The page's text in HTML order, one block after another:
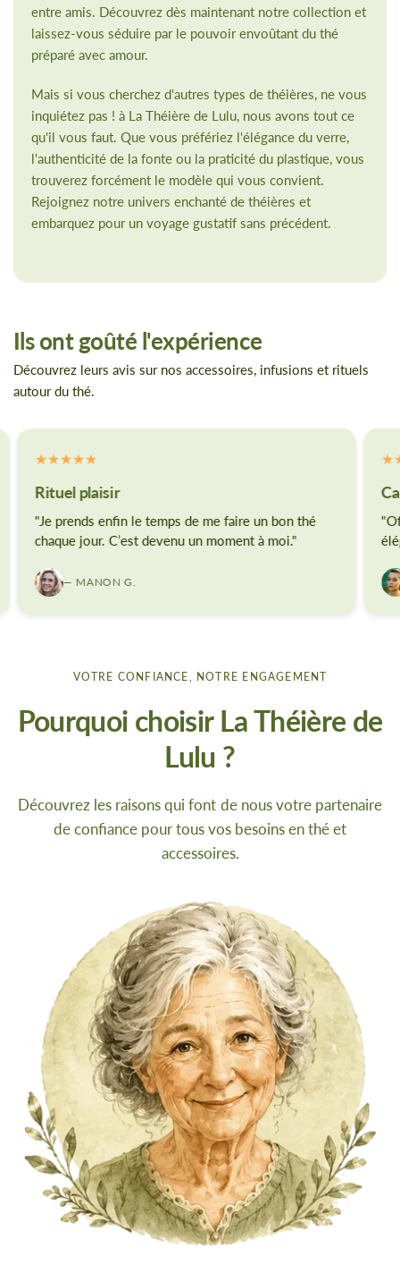
entre amis. Découvrez dès maintenant notre collection et
laissez-vous séduire par le pouvoir envoûtant du thé
préparé avec amour.
Mais si vous cherchez d'autres types de théières, ne vous
inquiétez pas ! à La Théière de Lulu, nous avons tout ce
qu'il vous faut. Que vous préfériez l'élégance du verre,
l'authenticité de la fonte ou la praticité du plastique, vous
trouverez forcément le modèle qui vous convient.
Rejoignez notre univers enchanté de théières et
embarquez pour un voyage gustatif sans précédent.
Ils ont goûté l'expérience
Découvrez leurs avis sur nos accessoires, infusions et rituels
autour du thé.
Rituel plaisir
"Je prends enfin le temps de me faire un bon thé
chaque jour. C’est devenu un moment à moi."
— MANON G.
VOTRE CONFIANCE, NOTRE ENGAGEMENT
Pourquoi choisir La Théière de
Lulu ?
Découvrez les raisons qui font de nous votre partenaire
de confiance pour tous vos besoins en thé et
accessoires.